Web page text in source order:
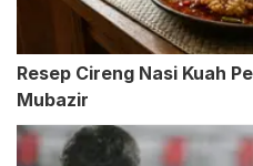
Resep Cireng Nasi Kuah
Mubazir